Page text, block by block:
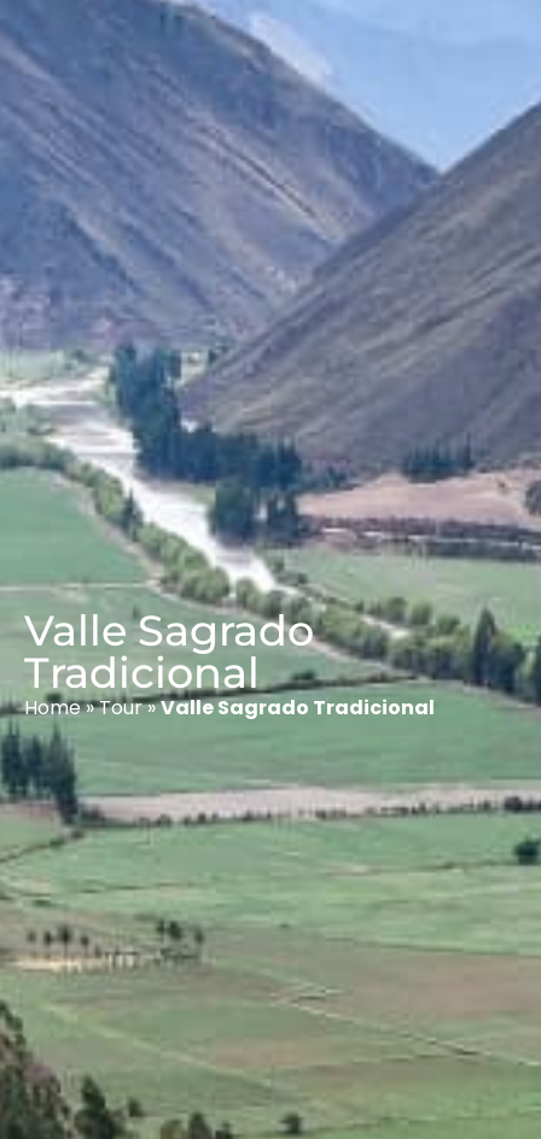
Valle Sagrado
Tradicional
Home»Tour»Valle Sagrado Tradicional